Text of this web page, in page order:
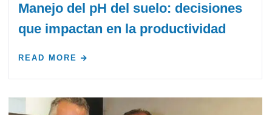
Manejo del pH del suelo: decisiones
que impactan en la productividad
READ MORE